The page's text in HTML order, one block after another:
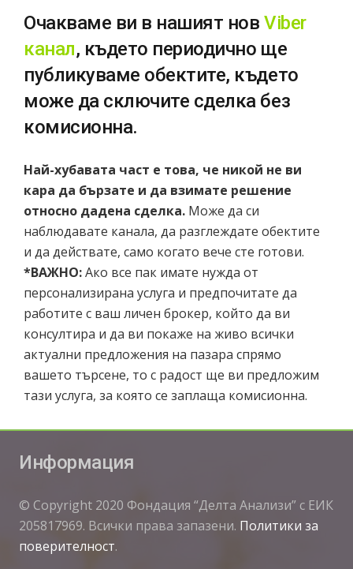
Очакваме ви в нашият новViber
канал, където периодично ще
публикуваме обектите, където
може да сключите сделка без
комисионна.
Най-хубавата част е това, че никой не ви
кара да бързате и да взимате решение
относно дадена сделка. Може да си
наблюдавате канала, да разглеждате обектите
и да действате, само когато вече сте готови.
*ВАЖНО:Ако все пак имате нужда от
персонализирана услуга и предпочитате да
работите с ваш личен брокер, който да ви
консултира и да ви покаже на живо всички
актуални предложения на пазара спрямо
вашето търсене, то с радост ще ви предложим
тази услуга, за която се заплаща комисионна.
Информация
© Copyright 2020 Фондация “Делта Анализи” с ЕИК
205817969. Всички права запазени. Политики за
поверителност.